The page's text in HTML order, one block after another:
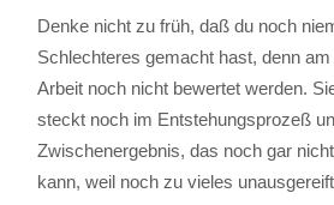
Denke nicht zu früh, daß du noch
Schlechteres gemacht hast, denn
Arbeit noch nicht bewertet werden.
steckt noch im Entstehungsprozeß
Zwischenergebnis, das noch gar
kann, weil noch zu vieles